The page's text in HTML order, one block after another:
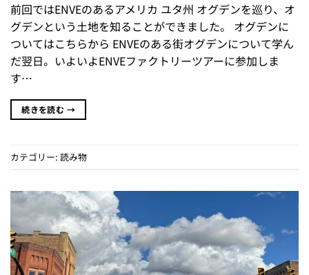
前回ではENVEのあるアメリカ ユタ州 オグデンを巡り、オ
グデンという土地を知ることができました。 オグデンに
ついてはこちらから ENVEのある街オグデンについて学ん
だ翌日。いよいよENVEファクトリーツアーに参加しま
す…
続きを読む →
カテゴリー: 読み物